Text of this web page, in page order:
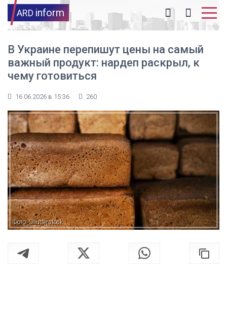
ARD inform
В Украине перепишут цены на самый
важный продукт: нардеп раскрыл, к
чему готовиться
16.06.2026 в 15:36 260
Фото: Shutterstock